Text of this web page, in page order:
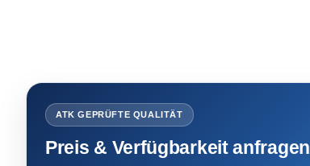
ATK GEPRÜFTE QUALITÄT
Preis & Verfügbarkeit anfragen